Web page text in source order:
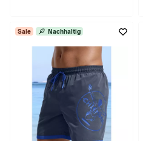
Sale Nachhaltig